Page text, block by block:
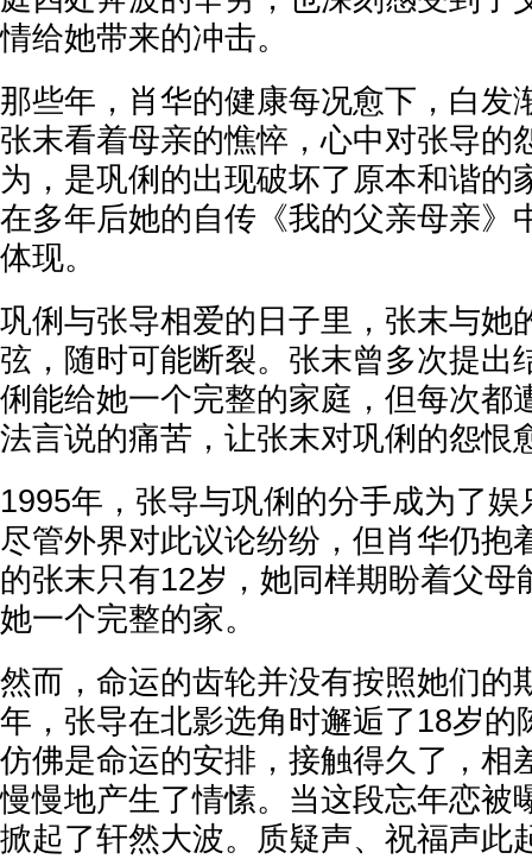
情给她带来的冲击。
那些年，肖华的健康每况愈下，白发
张末看着母亲的憔悴，心中对张导的
为，是巩俐的出现破坏了原本和谐的
在多年后她的自传《我的父亲母亲》
体现。
巩俐与张导相爱的日子里，张末与她
弦，随时可能断裂。张末曾多次提出
俐能给她一个完整的家庭，但每次都
法言说的痛苦，让张末对巩俐的怨恨
1995年，张导与巩俐的分手成为了
尽管外界对此议论纷纷，但肖华仍抱
的张末只有12岁，她同样期盼着父母
她一个完整的家。
然而，命运的齿轮并没有按照她们的
年，张导在北影选角时邂逅了18岁的
仿佛是命运的安排，接触得久了，相
慢慢地产生了情愫。当这段忘年恋被
掀起了轩然大波。质疑声、祝福声此